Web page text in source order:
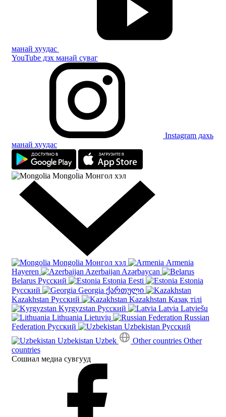
манай хуудас
YouTube дэх манай суваг
Instagram дахь
манай хуудас
Mongolia Монгол хэл
Mongolia Монгол хэл
Armenia
Hayeren
Azerbaijan Azərbaycan
Belarus Русский Estonia Eesti
Estonia
Русский
Georgia ქართული
Kazakhstan Русский Kazakhstan Қазақ тілі
Kyrgyzstan Русский Latvia Latviešu
Lithuania Lietuvių
Russian
Federation Русский Uzbekistan Русский
Uzbekistan Uzbek Other countries Other
countries
Сошиал медиа сувгууд